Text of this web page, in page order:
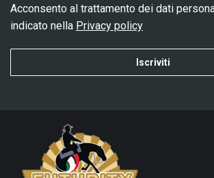
Acconsento al trattamento dei dati
indicato nella Privacy policy
Iscriviti